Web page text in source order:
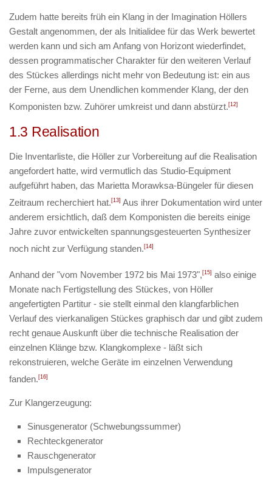
Zudem hatte bereits früh ein Klang in der Imagination Höllers
Gestalt angenommen, der als Initialidee für das Werk bewertet
werden kann und sich am Anfang von Horizont wiederfindet,
dessen programmatischer Charakter für den weiteren Verlauf
des Stückes allerdings nicht mehr von Bedeutung ist: ein aus
der Ferne, aus dem Unendlichen kommender Klang, der den
Komponisten bzw. Zuhörer umkreist und dann abstürzt. [12]
1.3 Realisation
Die Inventarliste, die Höller zur Vorbereitung auf die Realisation
angefordert hatte, wird vermutlich das Studio-Equipment
aufgeführt haben, das Marietta Morawksa-Büngeler für diesen
Zeitraum recherchiert hat. [13] Aus ihrer Dokumentation wird unter
anderem ersichtlich, daß dem Komponisten die bereits einige
Jahre zuvor entwickelten spannungsgesteuerten Synthesizer
noch nicht zur Verfügung standen. [14]
Anhand der "vom November 1972 bis Mai 1973", [15] also einige
Monate nach Fertigstellung des Stückes, von Höller
angefertigten Partitur - sie stellt einmal den klangfarblichen
Verlauf des vierkanaligen Stückes graphisch dar und gibt zudem
recht genaue Auskunft über die technische Realisation der
einzelnen Klänge bzw. Klangkomplexe - läßt sich
rekonstruieren, welche Geräte im einzelnen Verwendung
fanden. [16]
Zur Klangerzeugung:
Sinusgenerator (Schwebungssummer)
Rechteckgenerator
Rauschgenerator
Impulsgenerator